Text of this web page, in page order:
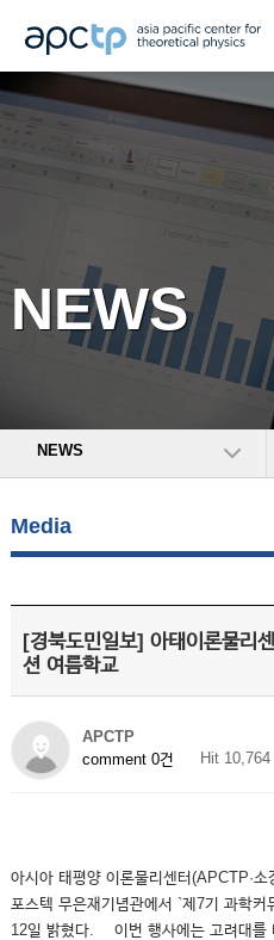
NEWS
NEWS
Media
[경북도민일보] 아태이론물리
션 여름학교
APCTP
comment 0건
Hit 10,764
아시아 태평양 이론물리센터(APCTP·
포스텍 무은재기념관에서 `제7기 과학커
12일 밝혔다. 이번 행사에는 고려대를